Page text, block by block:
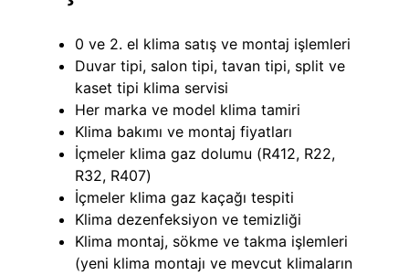
0 ve 2. el klima satış ve montaj işlemleri
Duvar tipi, salon tipi, tavan tipi, split ve
kaset tipi klima servisi
Her marka ve model klima tamiri
Klima bakımı ve montaj fiyatları
İçmeler klima gaz dolumu (R412, R22,
R32, R407)
İçmeler klima gaz kaçağı tespiti
Klima dezenfeksiyon ve temizliği
Klima montaj, sökme ve takma işlemleri
(yeni klima montajı ve mevcut klimaların